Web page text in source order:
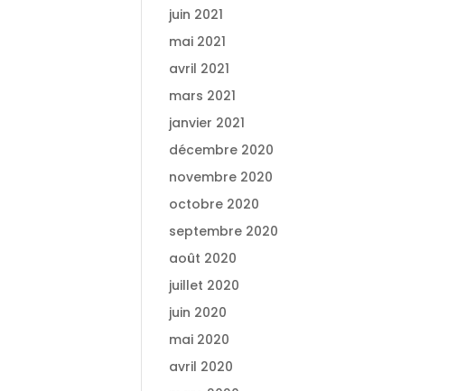
juin 2021
mai 2021
avril 2021
mars 2021
janvier 2021
décembre 2020
novembre 2020
octobre 2020
septembre 2020
août 2020
juillet 2020
juin 2020
mai 2020
avril 2020